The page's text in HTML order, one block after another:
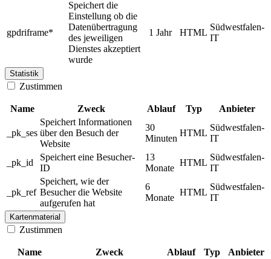
gpdriframe*
Speichert die
Einstellung ob die
Datenübertragung
des jeweiligen
Dienstes akzeptiert
wurde
1 Jahr HTML
Südwestfalen-
IT
Statistik
Zustimmen
Name Zweck Ablauf Typ Anbieter
_pk_ses
Speichert Informationen
über den Besuch der
Website
30
Minuten
HTML
Südwestfalen-
IT
_pk_id
Speichert eine Besucher-
ID
13
Monate
HTML
Südwestfalen-
IT
_pk_ref
Speichert, wie der
Besucher die Website
aufgerufen hat
6
Monate
HTML
Südwestfalen-
IT
Kartenmaterial
Zustimmen
Name Zweck Ablauf Typ Anbieter